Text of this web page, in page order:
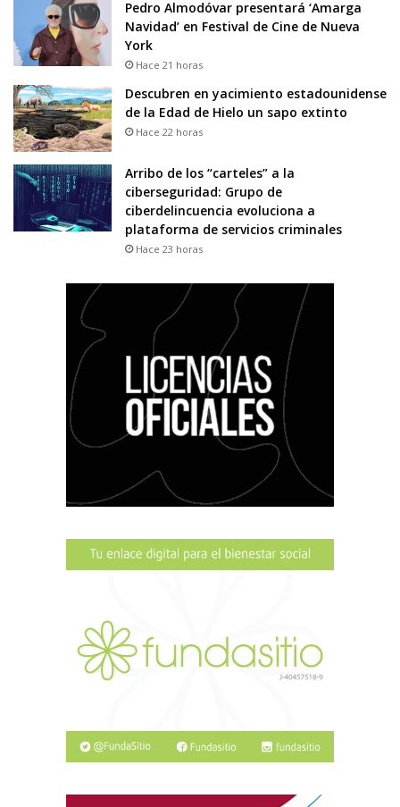
Pedro Almodóvar presentará ‘Amarga
Navidad’ en Festival de Cine de Nueva
York
Hace 21 horas
Descubren en yacimiento estadounidense
de la Edad de Hielo un sapo extinto
Hace 22 horas
Arribo de los “carteles” a la
ciberseguridad: Grupo de
ciberdelincuencia evoluciona a
plataforma de servicios criminales
Hace 23 horas